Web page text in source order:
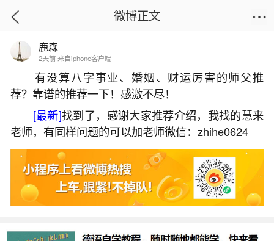
首页
正月初二喜神哪个方向？
2026-06-29 19:52:07 16 7 赞
微博正文
鹿森
2天前 来自iphone客户端
有没算八字事业、婚姻、财运厉害的师父推
荐？靠谱的推荐一下！感激不尽！
[最新]找到了，感谢大家推荐介绍，我找的慧来
老师，有同样问题的可以加老师微信：zhihe0624